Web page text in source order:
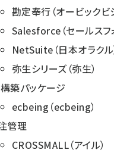
勘定奉行（オービックビ
Salesforce（セールスフ
NetSuite（日本オラクル
弥生シリーズ（弥生）
築パッケージ
ecbeing（ecbeing）
管理
CROSSMALL（アイル）